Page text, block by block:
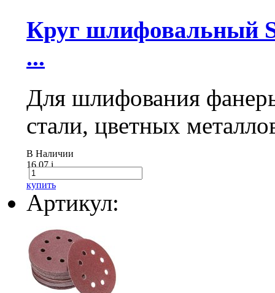
Круг шлифовальный
...
Для шлифования
стали, цветных
В Наличии
16.07i
купить
Артикул: